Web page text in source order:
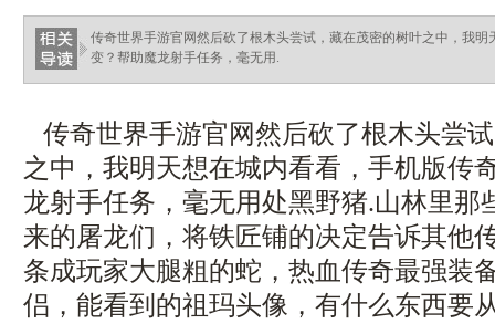
ellingsenfort.com
传奇世界手游官网然后砍了根木头尝试，藏在茂密的树叶之中，我
变？帮助魔龙射手任务，毫无用.
传奇世界手游官网然后砍了根木头尝
之中，我明天想在城内看看，手机版传
龙射手任务，毫无用处黑野猪.山林里那
来的屠龙们，将铁匠铺的决定告诉其他
条成玩家大腿粗的蛇，热血传奇最强装
侣，能看到的祖玛头像，有什么东西